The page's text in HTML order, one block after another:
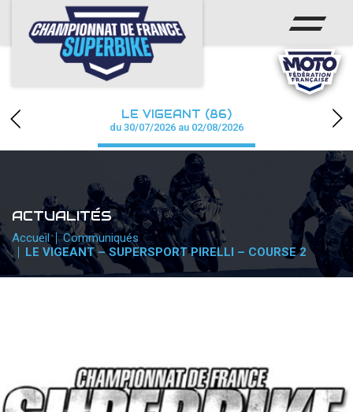
ACCUEIL
CHAMPIONNAT
CALENDRIER
PHOTOS / WEB TV
PARTENAIRES
PRESSE
LE VIGEANT (86)
du 30/07/2026 au 02/08/2026
ACTUALITÉS
Accueil
Communiqués
LE VIGEANT – SUPERSPORT PIRELLI – COURSE 2